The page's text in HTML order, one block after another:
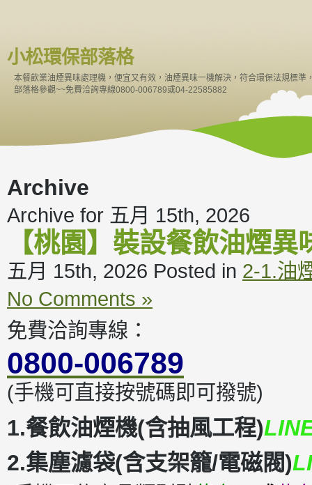
小松環保部落格
本餐飲業油煙異味處理機，便宜又有效，油煙異味一機解決，符合環保法規標
部落格參觀~~免費洽詢專線0800-006789或04-22585882
Archive
Archive for 五月 15th, 2026
【桃園】裝設餐飲油煙
五月 15th, 2026 Posted in 2-1.油
No Comments »
免費洽詢專線：
0800-006789
(手機可直接按號碼即可撥號)
1.餐飲油煙機(含抽風工程)
2.集塵濾袋(含支架籠/電磁閥)